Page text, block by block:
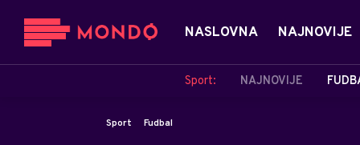
NASLOVNA NAJNOVIJE
Sport: NAJNOVIJE
Sport Fudbal